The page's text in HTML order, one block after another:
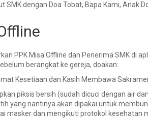
SMK dengan Doa Tobat, Bapa Kami, Anak
PPK Misa Offline dan Penerima SMKdi
berangkat ke gereja, doakan:
Kesetiaan dan Kasih Membawa
piksis bersih (sudah dicuci dengan air
yang nantinya akan dipakai untuk
maskerdan mengikuti protokol kesehatan